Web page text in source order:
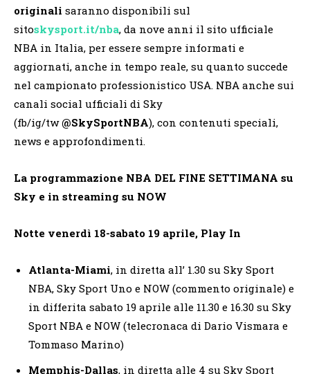
originali saranno disponibili sul
sitoskysport.it/nba, da nove anni il sito ufficiale
NBA in Italia, per essere sempre informati e
aggiornati, anche in tempo reale, su quanto succede
nel campionato professionistico USA. NBA anche sui
canali social ufficiali di Sky
(fb/ig/tw@SkySportNBA), con contenuti speciali,
news e approfondimenti.
La programmazione NBA DEL FINE SETTIMANA su
Sky e in streaming su NOW
Notte venerdì 18-sabato 19 aprile, Play In
Atlanta-Miami, in diretta all’ 1.30 su Sky Sport
NBA, Sky Sport Uno e NOW (commento originale) e
in differita sabato 19 aprile alle 11.30 e 16.30 su Sky
Sport NBA e NOW (telecronaca di Dario Vismara e
Tommaso Marino)
Memphis-Dallas, in diretta alle 4 su Sky Sport